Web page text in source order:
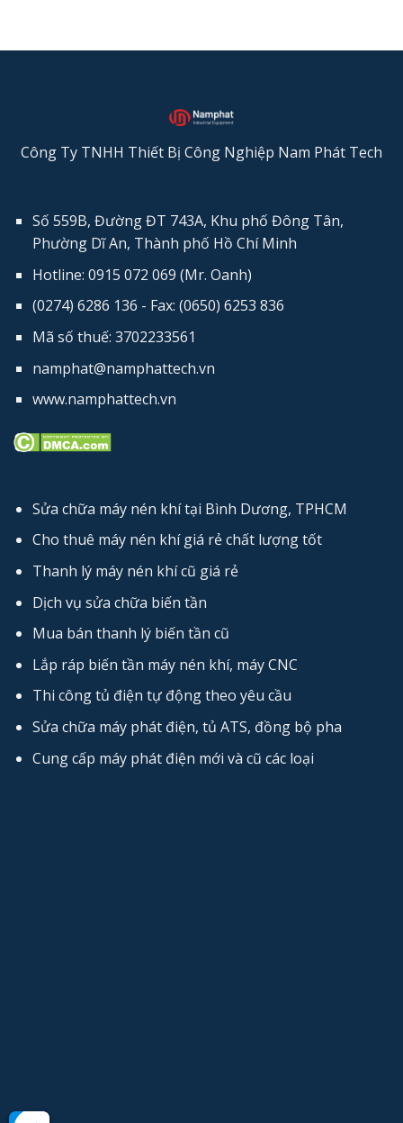
Công Ty TNHH Thiết Bị Công Nghiệp Nam Phát Tech
Số 559B, Đường ĐT 743A, Khu phố Đông Tân,
Phường Dĩ An, Thành phố Hồ Chí Minh
Hotline: 0915 072 069 (Mr. Oanh)
(0274) 6286 136 - Fax: (0650) 6253​ 836
Mã số thuế: 3702233561
namphat@namphattech.vn
www.namphattech.vn
Sửa chữa máy nén khí tại Bình Dương, TPHCM
Cho thuê máy nén khí giá rẻ chất lượng tốt
Thanh lý máy nén khí cũ giá rẻ
Dịch vụ sửa chữa biến tần
Mua bán thanh lý biến tần cũ
Lắp ráp biến tần máy nén khí, máy CNC
Thi công tủ điện tự động theo yêu cầu
Sửa chữa máy phát điện, tủ ATS, đồng bộ pha
Cung cấp máy phát điện mới và cũ các loại